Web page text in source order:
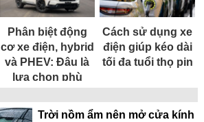
Phân biệt động
cơ xe điện, hybrid
và PHEV: Đâu là
lựa chọn phù
Nam hiện nay?
Cách sử dụng xe
điện giúp kéo dài
tối đa tuổi thọ pin
Trời nồm ẩm nên mở cửa kính